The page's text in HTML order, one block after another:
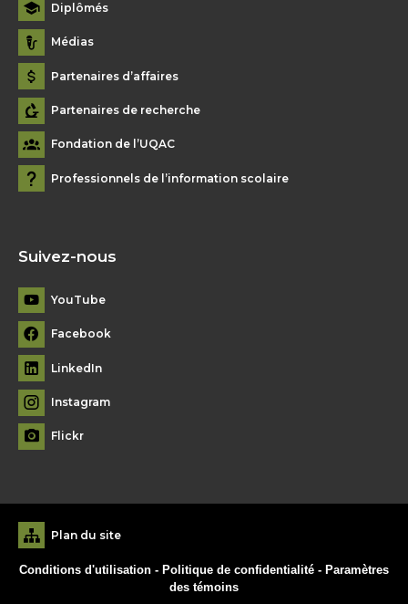
Diplômés
Médias
Partenaires d’affaires
Partenaires de recherche
Fondation de l’UQAC
Professionnels de l’information scolaire
Suivez-nous
YouTube
Facebook
LinkedIn
Instagram
Flickr
Plan du site
Conditions d'utilisation - Politique de confidentialité - Paramètres
des témoins